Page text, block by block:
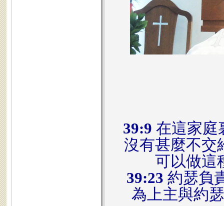
39:9 在這家庭
沒有甚麼不交
可以做這
39:23 約瑟負
為上主與約